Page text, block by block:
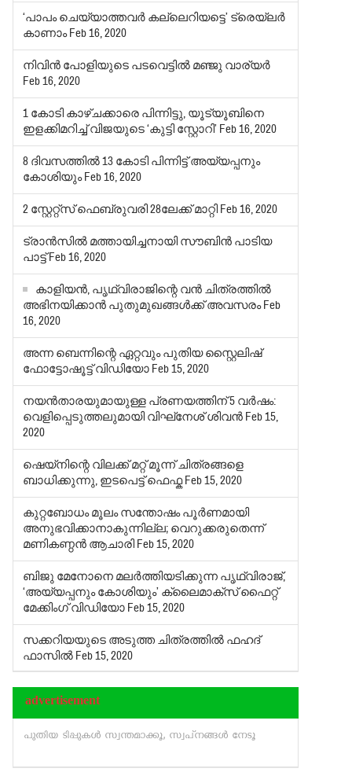
‘പാപം ചെയ്യാത്തവര്‍ കല്ലെറിയട്ടെ’ ട്രെയ്‌ലര്‍
കാണാംFeb 16, 2020
നിവിന്‍ പോളിയുടെ പടവെട്ടില്‍ മഞ്ജു വാര്യര്‍
Feb 16, 2020
1 കോടി കാഴ്ചക്കാരെ പിന്നിട്ടു, യൂട്യൂബിനെ
ഇളക്കിമറിച്ച് വിജയുടെ ‘കുട്ടി സ്റ്റോറി’ Feb 16, 2020
8 ദിവസത്തില്‍ 13 കോടി പിന്നിട്ട് അയ്യപ്പനും
കോശിയുംFeb 16, 2020
2 സ്റ്റേറ്റ്‌സ് ഫെബ്രുവരി 28ലേക്ക് മാറ്റി Feb 16, 2020
ട്രാന്‍സില്‍ മത്തായിച്ചനായി സൗബിന്‍ പാടിയ
പാട്ട്Feb 16, 2020
കാളിയന്‍, പൃഥ്വിരാജിന്റെ വന്‍ ചിത്രത്തില്‍
അഭിനയിക്കാന്‍ പുതുമുഖങ്ങള്‍ക്ക് അവസരംFeb
16, 2020
അന്ന ബെന്നിന്റെ ഏറ്റവും പുതിയ സ്റ്റൈലിഷ്
ഫോട്ടോഷൂട്ട് വിഡിയോ Feb 15, 2020
നയന്‍താരയുമായുള്ള പ്രണയത്തിന് 5 വര്‍ഷം:
വെളിപ്പെടുത്തലുമായി വിഘ്‌നേശ് ശിവന്‍ Feb 15,
2020
ഷെയ്‌നിന്റെ വിലക്ക് മറ്റ് മൂന്ന് ചിത്രങ്ങളെ
ബാധിക്കുന്നു, ഇടപെട്ട് ഫെഫ്കFeb 15, 2020
കുറ്റബോധം മൂലം സന്തോഷം പൂര്‍ണമായി
അനുഭവിക്കാനാകുന്നില്ല; വെറുക്കരുതെന്ന്
മണികണ്ഠന്‍ ആചാരി Feb 15, 2020
ബിജു മേനോനെ മലര്‍ത്തിയടിക്കുന്ന പൃഥ്വിരാജ്,
‘അയ്യപ്പനും കോശിയും’ ക്ലൈമാക്‌സ് ഫൈറ്റ്
മേക്കിംഗ് വിഡിയോ Feb 15, 2020
സക്കറിയയുടെ അടുത്ത ചിത്രത്തില്‍ ഫഹദ്
ഫാസില്‍ Feb 15, 2020
advertisement
പുതിയ ടിപ്പുകള്‍ സ്വന്തമാക്കൂ, സ്വപ്‌നങ്ങള്‍ നേടൂ